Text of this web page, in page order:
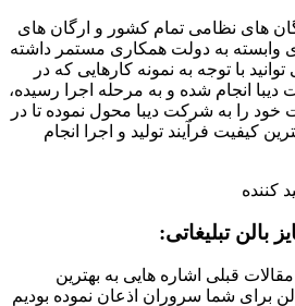
های نظامی تمام کشور و ارگان های
وابسته به دولت همکاری مستمر داشته
با توجه به نمونه کارهایی که در
انجام شده و به مرحله اجرا رسیده،
را به شرکت دیبا محول نموده تا در
کیفیت فرآیند تولید و اجرا انجام
بالن تبلیغاتی:
قبلی اشاره هایی به بهترین
برای شما سروران اذعان نموده بودیم